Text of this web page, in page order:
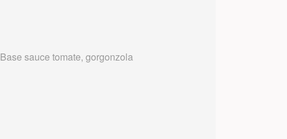
Base sauce tomate, gorgonzola